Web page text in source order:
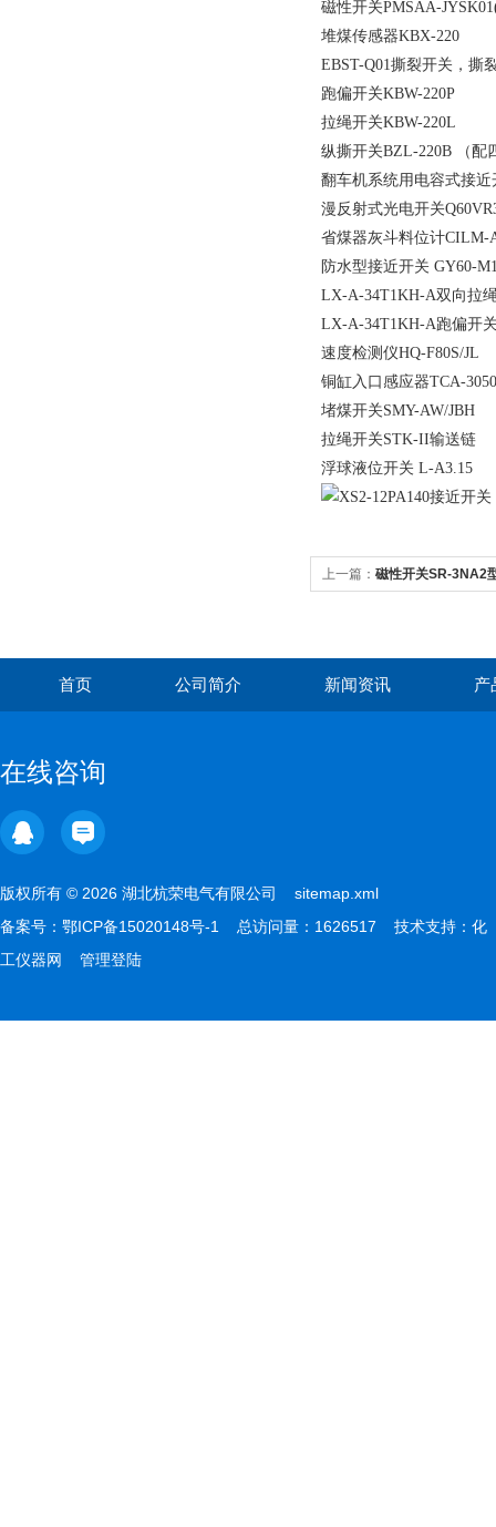
磁性开关PMSAA-
堆煤传感器KBX-220
EBST-Q01撕裂开关，撕
跑偏开关KBW-220P
拉绳开关KBW-220L
纵撕开关BZL-220B （配
翻车机系统用电容式接近
漫反射式光电开关
省煤器灰斗料位计CILM-
防水型接近开关 GY60-
LX-A-34T1KH-A双向拉
LX-A-34T1KH-A跑偏开
速度检测仪HQ-F80S/JL
铜缸入口感应器TCA-
堵煤开关SMY-AW/JBH
拉绳开关STK-II输送链
浮球液位开关 L-A3.15
上一篇： 磁性开关SR-3NA2
首页 公司简介 新闻资讯 产
在线咨询
版权所有 © 2026 湖北杭荣电气有限公司 sitemap.xml
备案号： 鄂ICP备15020148号-1 总访问量：1626517 技术支持： 化
工仪器网
管理登陆